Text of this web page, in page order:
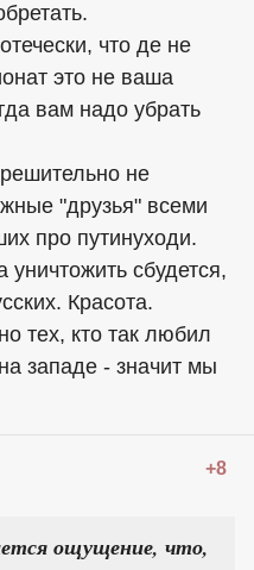
что де не
это не ваша
вам надо убрать
не
"друзья" всеми
про путинуходи.
сбудется,
Красота.
тех, кто так любил
западе - значит мы
+8
ощущение, что,